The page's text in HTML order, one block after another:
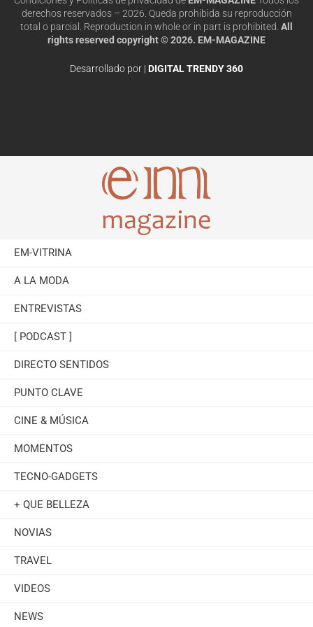
derechos reservados – 2026. Queda prohibida su reproducción
total o parcial. Reproduction in whole or in part is prohibited. All
rights reserved copyright © 2026. EM-MAGAZINE
Desarrollado por | DIGITAL TRENDY 360
EM-VITRINA
A LA MODA
ENTREVISTAS
[ PODCAST ]
DIRECTO SENTIDOS
PUNTO CLAVE
CINE & MÚSICA
MOMENTOS
TECNO-GADGETS
+ QUE BELLEZA
NOVIAS
TRAVEL
VIDEOS
NEWS